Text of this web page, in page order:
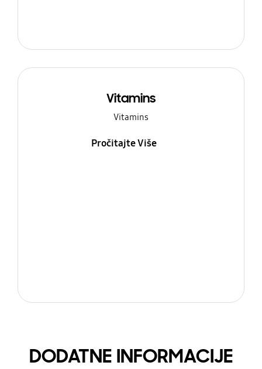
Vitamins
Vitamins
Pročitajte Više
DODATNE INFORMACIJE